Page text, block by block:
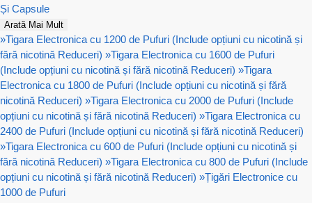
Și Capsule
Arată Mai Mult
»Tigara Electronica cu 1200 de Pufuri (Include opțiuni cu nicotină și
fără nicotină Reduceri) »Tigara Electronica cu 1600 de Pufuri
(Include opțiuni cu nicotină și fără nicotină Reduceri) »Tigara
Electronica cu 1800 de Pufuri (Include opțiuni cu nicotină și fără
nicotină Reduceri) »Tigara Electronica cu 2000 de Pufuri (Include
opțiuni cu nicotină și fără nicotină Reduceri) »Tigara Electronica cu
2400 de Pufuri (Include opțiuni cu nicotină și fără nicotină Reduceri)
»Tigara Electronica cu 600 de Pufuri (Include opțiuni cu nicotină și
fără nicotină Reduceri) »Tigara Electronica cu 800 de Pufuri (Include
opțiuni cu nicotină și fără nicotină Reduceri) »Țigări Electronice cu
1000 de Pufuri